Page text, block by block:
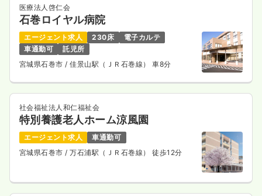
医療法人啓仁会
石巻ロイヤル病院
エージェント求人 230床
電子カルテ
車通勤可
託児所
宮城県石巻市/ 佳景山駅（ＪＲ石巻線） 車8分
社会福祉法人和仁福祉会
特別養護老人ホーム涼風園
エージェント求人
車通勤可
宮城県石巻市 / 万石浦駅（ＪＲ石巻線） 徒歩12分